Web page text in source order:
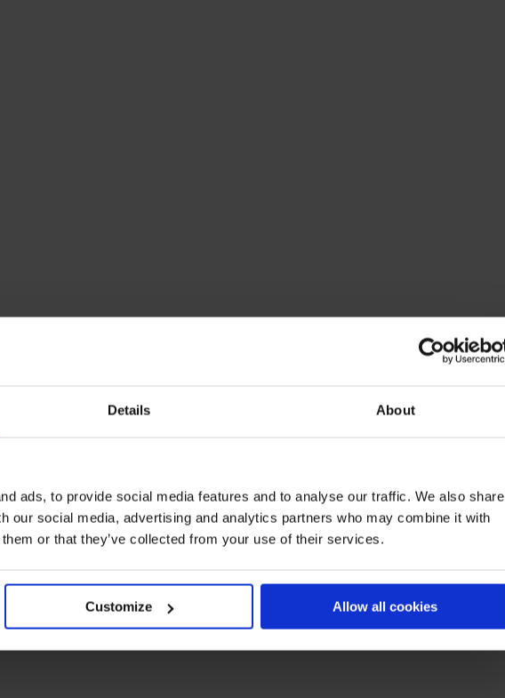
Details About
ads, to provide social media features and to analyse our traffic. We also share
our social media, advertising and analytics partners who may combine it with
or that they’ve collected from your use of their services.
Customize Allow all cookies